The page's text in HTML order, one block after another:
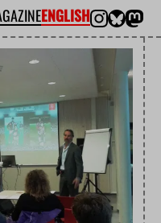
ENGLISH